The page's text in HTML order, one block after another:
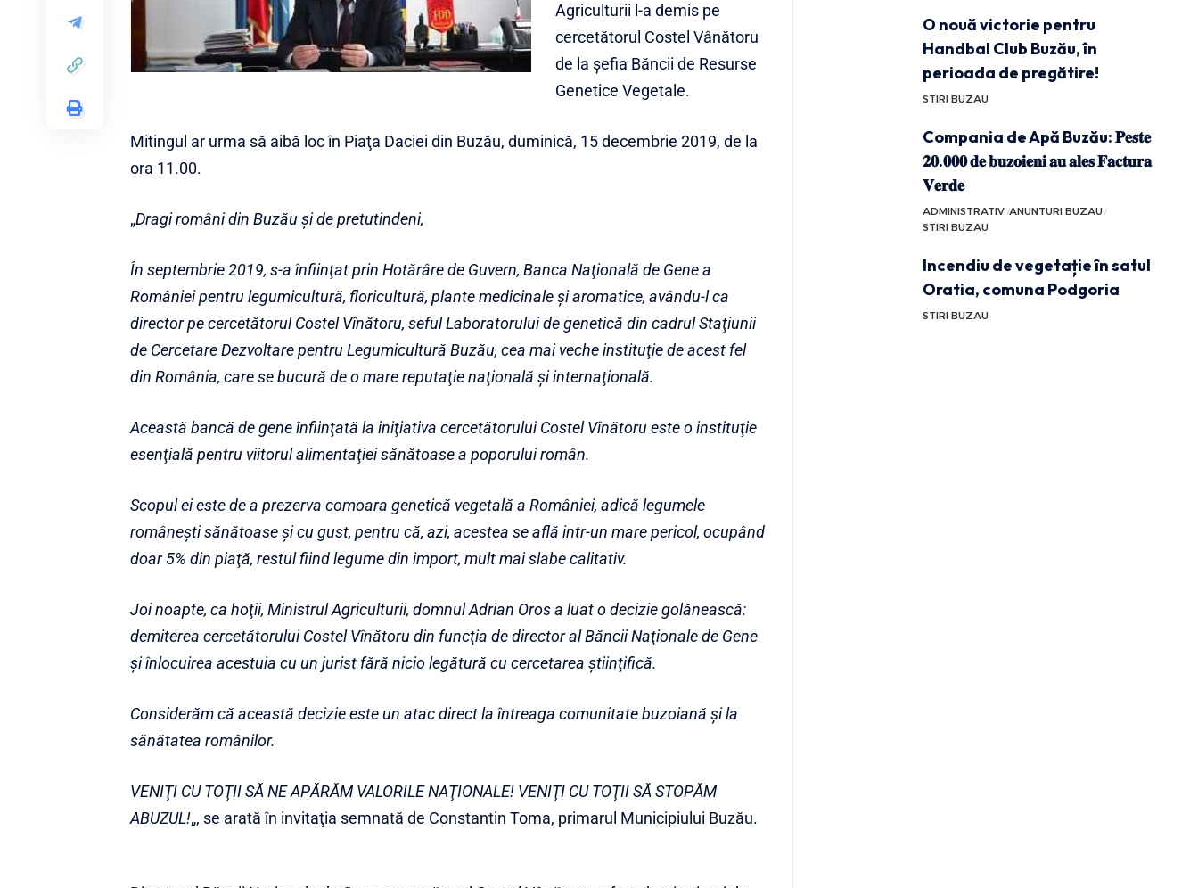
Agriculturii l-a demis pe
cercetătorul Costel Vânătoru
de la şefia Băncii de Resurse
Genetice Vegetale.
Mitingul ar urma să aibă loc în Piaţa Daciei din Buzău, duminică, 15 decembrie 2019, de la
ora 11.00.
„Dragi români din Buzău şi de pretutindeni,
În septembrie 2019, s-a înfiinţat prin Hotărâre de Guvern, Banca Naţională de Gene a
României pentru legumicultură, floricultură, plante medicinale şi aromatice, avându-l ca
director pe cercetătorul Costel Vînătoru, seful Laboratorului de genetică din cadrul Staţiunii
de Cercetare Dezvoltare pentru Legumicultură Buzău, cea mai veche instituţie de acest fel
din România, care se bucură de o mare reputaţie naţională şi internaţională.
Această bancă de gene înfiinţată la iniţiativa cercetătorului Costel Vînătoru este o instituţie
esenţială pentru viitorul alimentaţiei sănătoase a poporului român.
Scopul ei este de a prezerva comoara genetică vegetală a României, adică legumele
româneşti sănătoase şi cu gust, pentru că, azi, acestea se află intr-un mare pericol, ocupând
doar 5% din piaţă, restul fiind legume din import, mult mai slabe calitativ.
Joi noapte, ca hoţii, Ministrul Agriculturii, domnul Adrian Oros a luat o decizie golănească:
demiterea cercetătorului Costel Vînătoru din funcţia de director al Băncii Naţionale de Gene
şi înlocuirea acestuia cu un jurist fără nicio legătură cu cercetarea ştiinţifică.
Considerăm că această decizie este un atac direct la întreaga comunitate buzoiană şi la
sănătatea românilor.
VENIŢI CU TOŢII SĂ NE APĂRĂM VALORILE NAŢIONALE! VENIŢI CU TOŢII SĂ STOPĂM
ABUZUL!„, se arată în invitaţia semnată de Constantin Toma, primarul Municipiului Buzău.
O nouă victorie pentru
Handbal Club Buzău, în
perioada de pregătire!
STIRI BUZAU
Compania de Apă Buzău: 𝐏𝐞𝐬𝐭𝐞
𝟐𝟎.𝟎𝟎𝟎 𝐝𝐞 𝐛𝐮𝐳𝐨𝐢𝐞𝐧𝐢 𝐚𝐮 𝐚𝐥𝐞𝐬 𝐅𝐚𝐜𝐭𝐮𝐫𝐚
𝐕𝐞𝐫𝐝𝐞
ADMINISTRATIV ANUNTURI BUZAU
STIRI BUZAU
Incendiu de vegetație în satul
Oratia, comuna Podgoria
STIRI BUZAU